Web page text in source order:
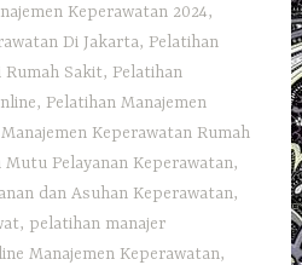
Keperawatan 2024,
Di Jakarta, Pelatihan
Rumah Sakit, Pelatihan
, Pelatihan Manajemen
Keperawatan Rumah
Mutu Pelayanan Keperawatan,
dan Asuhan Keperawatan,
, pelatihan manajer
Manajemen Keperawatan,